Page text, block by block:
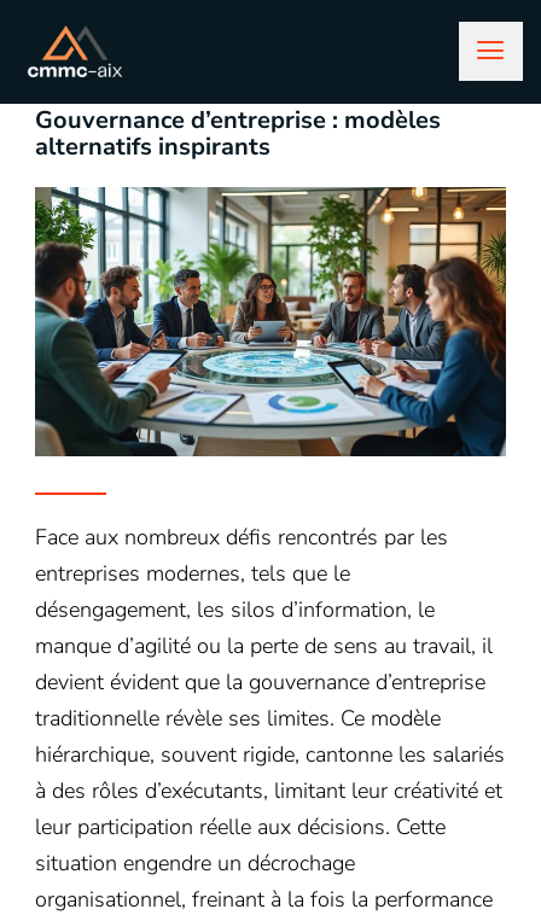
mars 5, 2026
Gouvernance d’entreprise : modèles
alternatifs inspirants
Face aux nombreux défis rencontrés par les
entreprises modernes, tels que le
désengagement, les silos d’information, le
manque d’agilité ou la perte de sens au travail, il
devient évident que la gouvernance d’entreprise
traditionnelle révèle ses limites. Ce modèle
hiérarchique, souvent rigide, cantonne les salariés
à des rôles d’exécutants, limitant leur créativité et
leur participation réelle aux décisions. Cette
situation engendre un décrochage
organisationnel, freinant à la fois la performance